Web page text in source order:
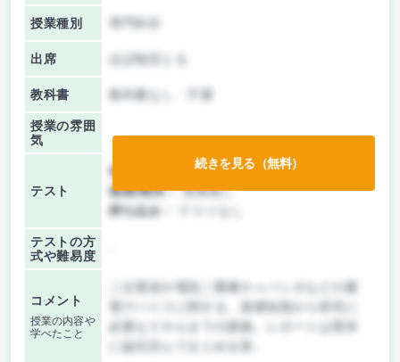
授業種別
出席 ほぼ毎回とる
教科書 教科書なし・不要
授業の雰囲
気
テスト
前期/中間：
レポートのみ
後期/期末：授業無し
持ち込み：
テストの方
式や難易度
コメント
授業の内容や
学べたこと
二次電池や電気二重層キャパシタなどの蓄
電デバイスに関する、基礎知識から研究に
必要なスキルまでの講義。レポートは期末
に論文読んでまとめる形。
続きを見る（無料）